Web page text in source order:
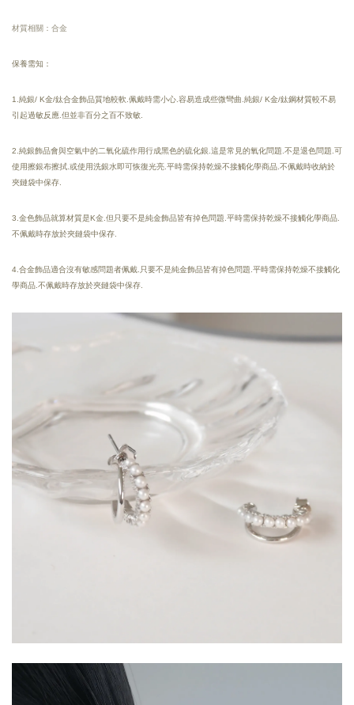
材質相關：合金
保養需知：
1.純銀/ K金/鈦合金飾品質地較軟.佩戴時需小心.容易造成些微彎曲.純銀/ K金/鈦鋼材質較不易
引起過敏反應.但並非百分之百不致敏.
2.純銀飾品會與空氣中的二氧化硫作用行成黑色的硫化銀.這是常見的氧化問題.不是退色問題.可
使用擦銀布擦拭.或使用洗銀水即可恢復光亮. 平時需保持乾燥不接觸化學商品. 不佩戴時收納於
夾鏈袋中保存.
3.金色飾品就算材質是K金.但只要不是純金飾品皆有掉色問題.平時需保持乾燥不接觸化學商品.
不佩戴時存放於夾鏈袋中保存.
4.合金飾品適合沒有敏感問題者佩戴.只要不是純金飾品皆有掉色問題.平時需保持乾燥不接觸化
學商品.不佩戴時存放於夾鏈袋中保存.